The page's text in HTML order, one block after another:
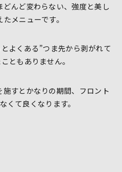
んど変わらない、強度と美し
メニューです。
よくある”つま先から剥がれて
ともありません。
すとかなりの期間、フロント
くて良くなります。